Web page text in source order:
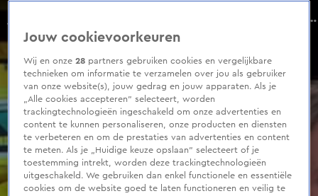
Zo is het contact nu tussen Edsilia en Glennis
Seizoen 2022
of
15
Jouw cookievoorkeuren
Wij en onze28 partners gebruiken cookies en vergelijkbare
technieken om informatie te verzamelen over jou als gebruiker
van onze website(s), jouw gedrag en jouw apparaten. Als je
„Alle cookies accepteren” selecteert, worden
trackingtechnologieën ingeschakeld om onze advertenties en
content te kunnen personaliseren, onze producten en diensten
te verbeteren en om de prestaties van advertenties en content
te meten. Als je „Huidige keuze opslaan” selecteert of je
toestemming intrekt, worden deze trackingtechnologieën
uitgeschakeld. We gebruiken dan enkel functionele en essentiële
cookies om de website goed te laten functioneren en veilig te